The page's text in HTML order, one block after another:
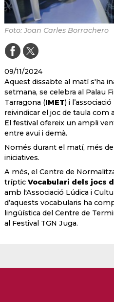
Foto: Joan Carles Borrachero
09/11/2024
Aquest dissabte al matí s'ha
setmana, se celebra al Palau
Tarragona (IMET) i
reivindicar el joc de taula com
El festival ofereix un ampli
entre avui i demà.
Només durant el matí, més de
iniciatives.
A més, el Centre de
tríptic Vocabulari dels jocs
amb l'Associació Lúdica i
d’aquests vocabularis ha
lingüística del Centre de
al Festival TGN Juga.